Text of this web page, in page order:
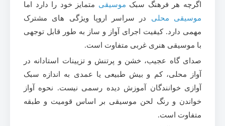
اگرچه هر فرهنگ سبک موسیقی متمایز خود را دارد اما
موسیقی محلی در سراسر اروپا ویژگی های مشترک
مهمی دارد. کیفیت اجرای آواز و ساز به طور قابل توجهی
با موسیقی هنری غربی متفاوت است.
صدای گاه عجیب، خشن و پرتنش و تزیینات استادانه در
آواز محلی، کم و بیش طبیعی یا عمدی به اندازه سبک
آوازی خوانندگان آموزش دیده رسمی نیست. نحوه آواز
خواندن و رنگ لحن موسیقی بر اساس قومیت و طبقه
متفاوت است.